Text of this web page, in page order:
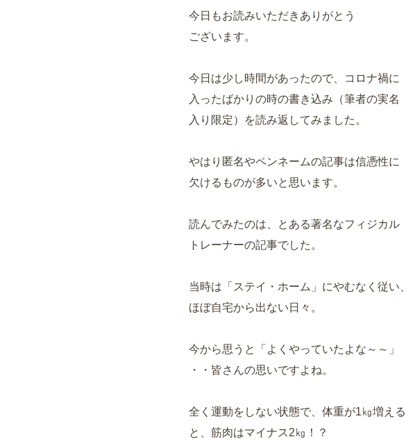
今日もお読みいただきありがとう
ございます。
今日は少し時間があったので、コロナ禍に
入ったばかりの時の書き込み（筆者の実名
入り限定）を読み返してみました。
やはり匿名やペンネームの記事は信憑性に
欠けるものが多いと思います。
読んでみたのは、とある著名なフィジカル
トレーナーの記事でした。
当時は「ステイ・ホーム」にやむなく従い、
ほぼ自宅から出ない日々。
今から思うと「よくやっていたよな～～」
・・皆さんの思いですよね。
全く運動をしない状態で、体重が1㎏増える
と、筋肉はマイナス2㎏！？